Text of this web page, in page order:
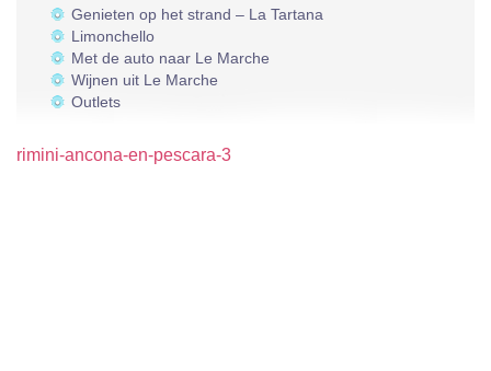
Genieten op het strand – La Tartana
Limonchello
Met de auto naar Le Marche
Wijnen uit Le Marche
Outlets
rimini-ancona-en-pescara-3